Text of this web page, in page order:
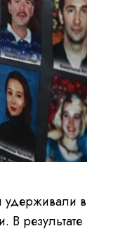
в
результате